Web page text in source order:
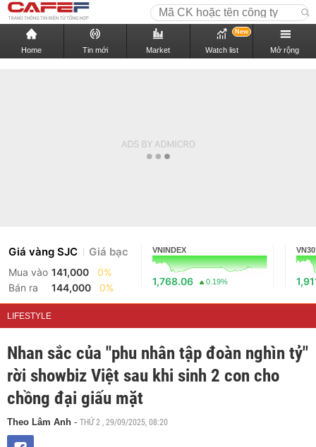
Home Tin mới Market Watch list
New
Mở rộng
Giá vàng SJC Giá bạc
Mua vào 141,000
0%
Bán ra
144,000 0%
VNINDEX
1,768.06 0.19%
VN30
LIFESTYLE
Nhan sắc của "phu nhân tập đoàn nghìn tỷ"
rời showbiz Việt sau khi sinh 2 con cho
chồng đại giấu mặt
Theo Lâm Anh - THỨ 2 , 29/09/2025, 08:20